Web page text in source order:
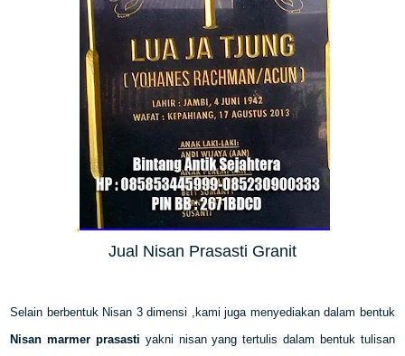
,
Jual Nisan Prasasti Granit
Selain berbentuk Nisan 3 dimensi ,kami juga menyediakan dalam bentuk
Nisan marmer prasasti yakni nisan yang tertulis dalam bentuk tulisan